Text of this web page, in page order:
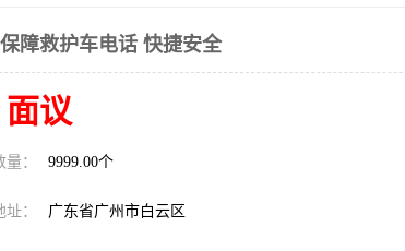
障救护车电话 快捷安全
面议
： 9999.00个
： 广东省广州市白云区